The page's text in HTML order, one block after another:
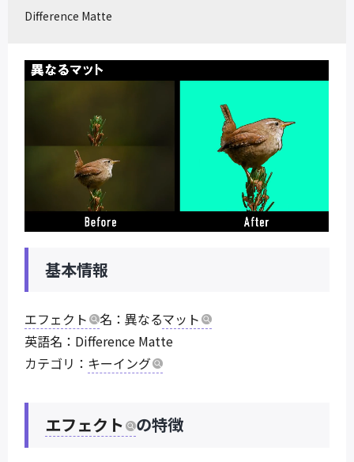
Difference Matte
基本情報
エフェクト 名：異なるマット
英語名：Difference Matte
カテゴリ： キーイング
エフェクト の特徴